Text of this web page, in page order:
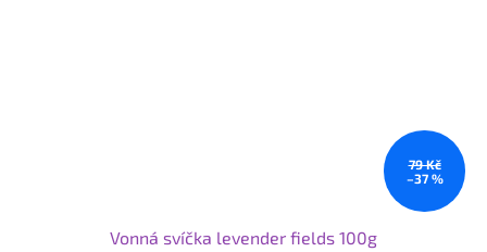
79 Kč
–37 %
Vonná svíčka levender fields 100g